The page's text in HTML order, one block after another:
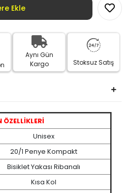
Ekle
Aynı Gün
Kargo
Stoksuz Satış
ÖZELLİKLERİ
Unisex
20/1 Penye Kompakt
Bisiklet Yakası Ribanalı
Kısa Kol